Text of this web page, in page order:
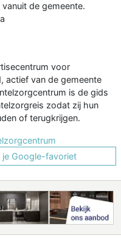
de gemeente.
voor
actief van de gemeente
is de gids
zodat zij hun
of terugkrijgen.
je Google-favoriet